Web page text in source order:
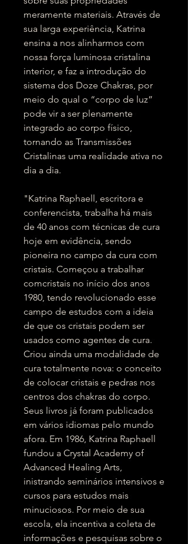
meramente materiais. Através de
sua larga experiência, Katrina
ensina a nos alinharmos com
nossa força luminosa cristalina
interior, e faz a introdução do
sistema dos Doze Chakras, por
meio do qual o “corpo de luz”
pode vir a ser plenamente
integrado ao corpo físico,
tornando as Transmissões
Cristalinas uma realidade ativa no
dia a dia.
"Katrina Raphaell, escritora e
conferencista, trabalha há mais
de 40 anos com técnicas de cura
hoje em evidência, sendo
pioneira no campo da cura com
cristais. Começou a trabalhar
comcristais no início dos anos
1980, tendo revolucionado esse
campo de estudos com a ideia
de que os cristais podem ser
usados como agentes de cura.
Criou ainda uma modalidade de
cura totalmente nova: o conceito
de colocar cristais e pedras nos
centros dos chakras do corpo.
Seus livros já foram publicados
em vários idiomas pelo mundo
afora. Em 1986, Katrina Raphaell
fundou a Crystal Academy of
Advanced Healing Arts,
inistrando seminários intensivos e
cursos para estudos mais
minuciosos. Por meio de sua
escola, ela incentiva a coleta de
informações e pesquisas sobre o